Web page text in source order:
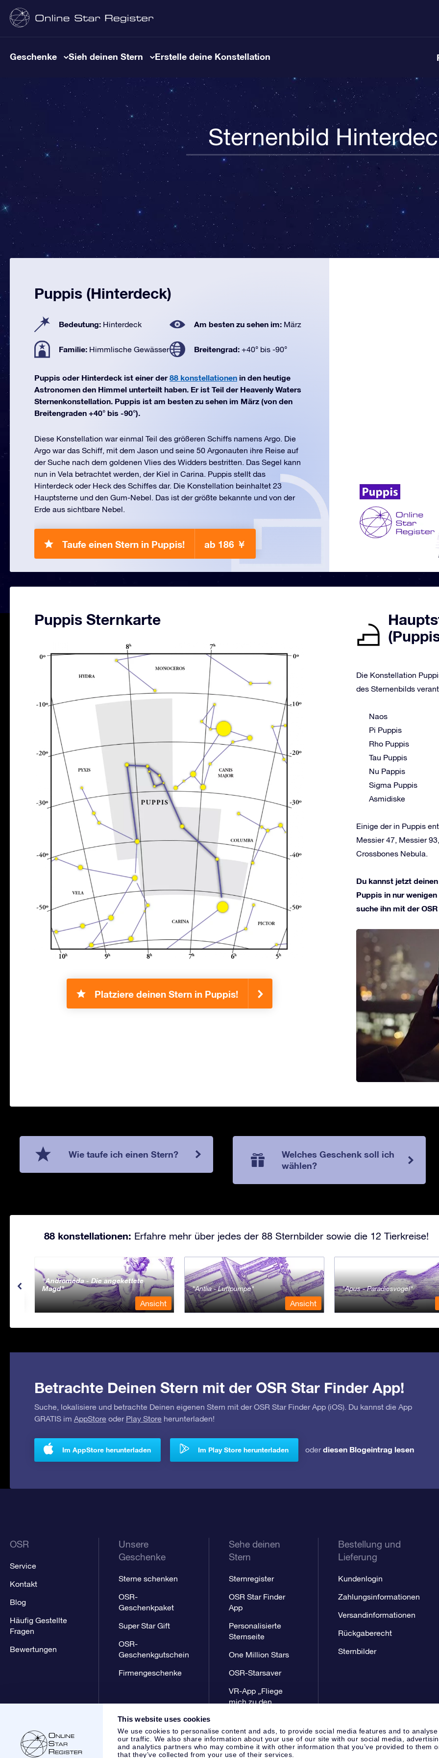
This website uses cookies
We use cookies to personalise content and ads, to provide social media features and to analyse
our traffic. We also share information about your use of our site with our social media,
and analytics partners who may combine it with other information that you’ve provided to them
that they’ve collected from your use of their services.
Geschenke Sieh deinen Stern Erstelle deine Konstellation
Sternenbild
Puppis (Hinterdeck)
Bedeutung: Hinterdeck Am besten zu sehen im: März
Familie: Himmlische Gewässer Breitengrad: +40° bis -90°
Puppis oder Hinterdeck ist einer der88 konstellationen in den heutige
Astronomen den Himmel unterteilt haben. Er ist Teil der Heavenly Waters
Sternenkonstellation. Puppis ist am besten zu sehen im März (von den
Breitengraden +40° bis -90°).
Diese Konstellation war einmal Teil des größeren Schiffs namens Argo. Die
Argo war das Schiff, mit dem Jason und seine 50 Argonauten ihre Reise auf
der Suche nach dem goldenen Vlies des Widders bestritten. Das Segel kann
nun in Vela betrachtet werden, der Kiel in Carina. Puppis stellt das
Hinterdeck oder Heck des Schiffes dar. Die Konstellation beinhaltet 23
Hauptsterne und den Gum-Nebel. Das ist der größte bekannte und von der
Erde aus sichtbare Nebel.
Taufe einen Stern in Puppis! ab 186 ￥
Puppis Sternkarte
Platziere deinen Stern in Puppis!
Die Konstellation
des Sternenbilds
Naos
Pi Puppis
Rho Puppis
Tau Puppis
Nu Pappis
Sigma Puppis
Asmidiske
Einige der in Puppis
Messier 47, Messier
Crossbones Nebula.
Du kannst jetzt
Puppis in nur
suche ihn mit der
Wie taufe ich einen Stern?
Welches Geschenk soll ich
wählen?
88 konstellationen: Erfahre mehr über jedes der 88 Sternbilder sowie die 12 Tierkreise!
Andromeda - Die angekettete
Magd
Ansicht
Antlia - Luftpumpe
Ansicht
Apus - Paradiesvogel
Betrachte Deinen Stern mit der OSR Star Finder App!
Suche, lokalisiere und betrachte Deinen eigenen Stern mit der OSR Star Finder App (iOS). Du kannst die App
GRATIS im AppStore oder Play Store herunterladen!
Im AppStore herunterladen Im Play Store herunterladen oderdiesen Blogeintrag lesen
OSR
Service
Kontakt
Blog
Häufig Gestellte
Fragen
Bewertungen
Unsere
Geschenke
Sterne schenken
OSR-
Geschenkpaket
Super Star Gift
OSR-
Geschenkgutschein
Firmengeschenke
Sehe deinen
Stern
Sternregister
OSR Star Finder
App
Personalisierte
Sternseite
One Million Stars
OSR-Starsaver
VR-App „Fliege
mich zu den
Bestellung und
Lieferung
Kundenlogin
Zahlungsinformationen
Versandinformationen
Rückgaberecht
Sternbilder